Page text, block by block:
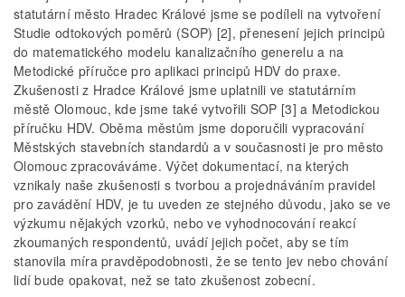
statutární město Hradec Králové jsme se podíleli na vytvoření
Studie odtokových poměrů (SOP) [2], přenesení jejich principů
do matematického modelu kanalizačního generelu a na
Metodické příručce pro aplikaci principů HDV do praxe.
Zkušenosti z Hradce Králové jsme uplatnili ve statutárním
městě Olomouc, kde jsme také vytvořili SOP [3] a Metodickou
příručku HDV. Oběma městům jsme doporučili vypracování
Městských stavebních standardů a v současnosti je pro město
Olomouc zpracováváme. Výčet dokumentací, na kterých
vznikaly naše zkušenosti s tvorbou a projednáváním pravidel
pro zavádění HDV, je tu uveden ze stejného důvodu, jako se ve
výzkumu nějakých vzorků, nebo ve vyhodnocování reakcí
zkoumaných respondentů, uvádí jejich počet, aby se tím
stanovila míra pravděpodobnosti, že se tento jev nebo chování
lidí bude opakovat, než se tato zkušenost zobecní.